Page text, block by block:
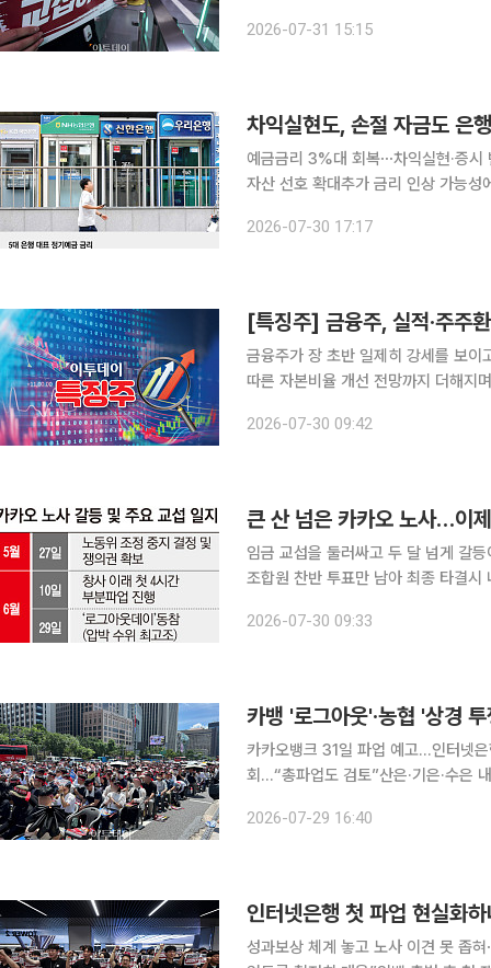
2026-07-31 15:15
예금금리 3%대 회복⋯차익실현·증
자산 선호 확대추가 금리 인상 가능성에도 은행권 수
변동성 확대에 따른 위험 회피 심리,
2026-07-30 17:17
[특징주] 금융주, 실적·주
금융주가 장 초반 일제히 강세를 보
따른 자본비율 개선 전망까지 더해지며 매수세
상승한 1만6570원, KB금융은
2026-07-30 09:42
큰 산 넘은 카카오 노사…이
임금 교섭을 둘러싸고 두 달 넘게 갈
조합원 찬반 투표만 남아 최종 타결시 내용이 공개될 예정
도출했다. 카카오 노동조합은
2026-07-30 09:33
카뱅 '로그아웃'·농협 '상경
카카오뱅크 31일 파업 예고…인터넷
회…“총파업도 검토”산은·기은·수은 내달 공동
하며 집단행동에 나선다. 임금·성과
2026-07-29 16:40
인터넷은행 첫 파업 현실화
성과보상 체계 놓고 노사 이견 못 좁